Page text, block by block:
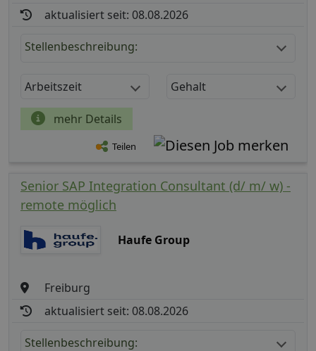
aktualisiert seit: 08.08.2026
Stellenbeschreibung:
Arbeitszeit Gehalt
mehr Details
Teilen
Senior SAP Integration Consultant (d/ m/ w) -
remote möglich
Haufe Group
Freiburg
aktualisiert seit: 08.08.2026
Stellenbeschreibung: